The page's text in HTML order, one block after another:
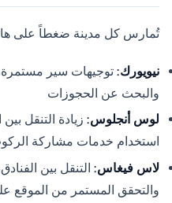
تُمارس كل مدينة ضغطاً على
نيويورك: توجيهات سير
والبحث عن الحجوزات
لوس أنجلوس: زيادة التنقل
استخدام خدمات مشاركة
لاس فيغاس: التنقل بين
والتحقق المستمر من الموقع